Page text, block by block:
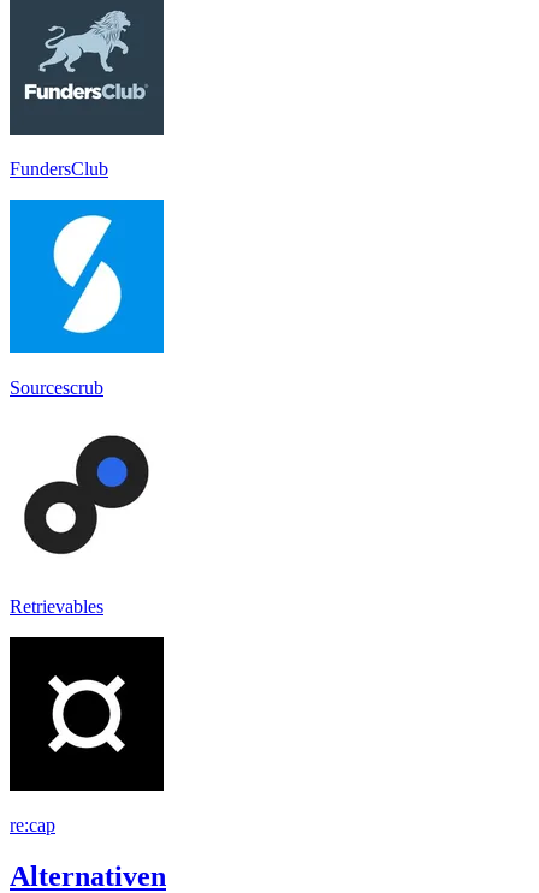
FundersClub
Sourcescrub
Retrievables
re:cap
Alternativen